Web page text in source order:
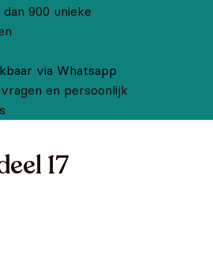
900 unieke
via Whatsapp
en persoonlijk
17